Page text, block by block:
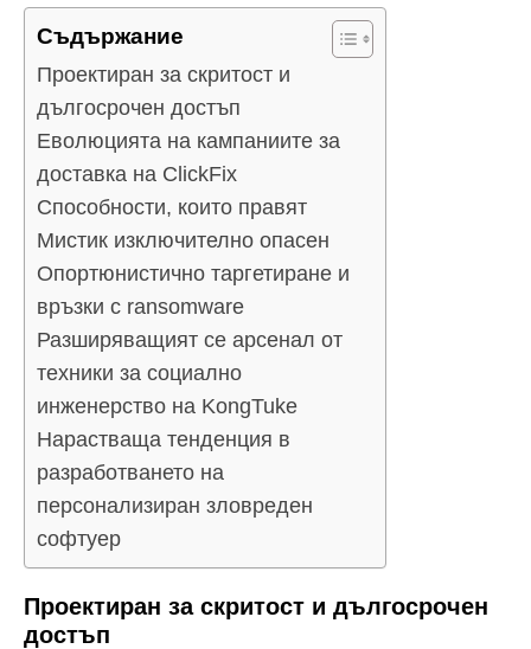
Съдържание
Проектиран за скритост и
дългосрочен достъп
Еволюцията на кампаниите за
доставка на ClickFix
Способности, които правят
Мистик изключително опасен
Опортюнистично таргетиране и
връзки с ransomware
Разширяващият се арсенал от
техники за социално
инженерство на KongTuke
Нарастваща тенденция в
разработването на
персонализиран зловреден
софтуер
Проектиран за скритост и дългосрочен
достъп